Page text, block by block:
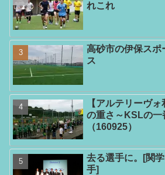
れこれ
高砂市の伊保スポ
ス
【アルテリーヴ
の重さ～KSLの一
（160925）
去る選手に。[関
手]